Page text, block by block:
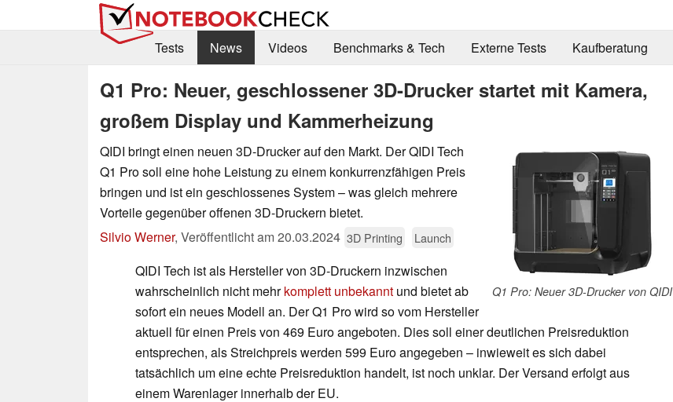
Tests
News Videos Benchmarks & Tech Externe Tests Kaufberatung
Q1 Pro: Neuer, geschlossener 3D-Drucker startet mit Kamera,
großem Display und Kammerheizung
Q1 Pro: Neuer 3D-Drucker von QIDI
QIDI bringt einen neuen 3D-Drucker auf den Markt. Der QIDI Tech
Q1 Pro soll eine hohe Leistung zu einem konkurrenzfähigen Preis
bringen und ist ein geschlossenes System – was gleich mehrere
Vorteile gegenüber offenen 3D-Druckern bietet.
Silvio Werner, Veröffentlicht am20.03.2024 3D Printing Launch
QIDI Tech ist als Hersteller von 3D-Druckern inzwischen
wahrscheinlich nicht mehrkomplett unbekannt und bietet ab
sofort ein neues Modell an. Der Q1 Pro wird so vom Hersteller
aktuell für einen Preis von 469 Euro angeboten. Dies soll einer deutlichen Preisreduktion
entsprechen, als Streichpreis werden 599 Euro angegeben – inwieweit es sich dabei
tatsächlich um eine echte Preisreduktion handelt, ist noch unklar. Der Versand erfolgt aus
einem Warenlager innerhalb der EU.